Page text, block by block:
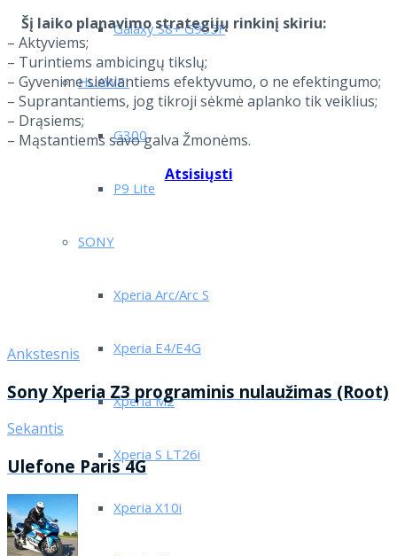
Galaxy S8+ G955F
HUAWEI
G300
P9 Lite
SONY
Xperia Arc/Arc S
Xperia E4/E4G
Xperia M2
Xperia S LT26i
Xperia X10i
Šį laiko planavimo strategijų rinkinį skiriu:
– Aktyviems;
– Turintiems ambicingų tikslų;
– Gyvenime siekiantiems efektyvumo, o ne efektingumo;
– Suprantantiems, jog tikroji sėkmė aplanko tik veiklius;
– Drąsiems;
– Mąstantiems savo galva Žmonėms.
Atsisiųsti
Ankstesnis
Sony Xperia Z3 programinis nulaužimas (Root)
Sekantis
Ulefone Paris 4G